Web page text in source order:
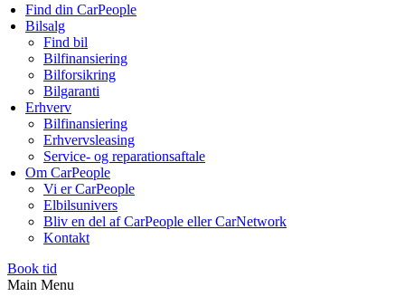
Find din CarPeople
Bilsalg
Find bil
Bilfinansiering
Bilforsikring
Bilgaranti
Erhverv
Bilfinansiering
Erhvervsleasing
Service- og reparationsaftale
Om CarPeople
Vi er CarPeople
Elbilsunivers
Bliv en del af CarPeople eller CarNetwork
Kontakt
Book tid
Main Menu